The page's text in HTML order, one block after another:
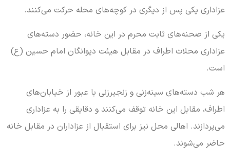
عزاداری یکی پس از دیگری در کوچه‌های محله حرکت می‌کنند.
یکی از صحنه‌های ثابت محرم در این خانه، حضور دسته‌های
عزاداری محلات اطراف در مقابل هیئت دیوانگان امام حسین (ع)
است.
هر شب دسته‌های سینه‌زنی و زنجیرزنی با عبور از خیابان‌های
اطراف، مقابل این خانه توقف می‌کنند و دقایقی را به عزاداری
می‌پردازند. اهالی محل نیز برای استقبال از عزاداران در مقابل خانه
حاضر می‌شوند.